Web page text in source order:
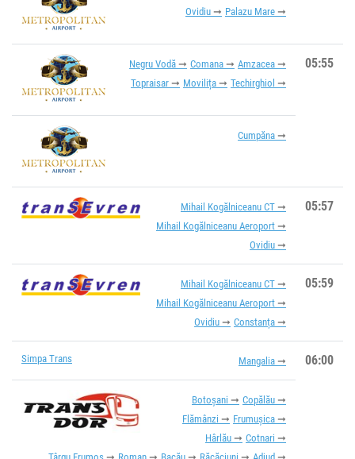
Ovidiu
Palazu Mare
Negru Vodă Comana
Amzacea
Topraisar
Movilița Techirghiol
05:55
Cumpăna
Mihail Kogălniceanu CT
Mihail Kogălniceanu Aeroport
Ovidiu
05:57
Mihail Kogălniceanu CT
Mihail Kogălniceanu Aeroport
Ovidiu
Constanța
05:59
Simpa Trans Mangalia 06:00
Botoșani
Copălău
Flămânzi
Frumușica
Hârlău
Cotnari